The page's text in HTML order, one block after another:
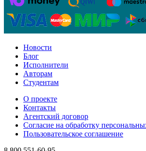
Новости
Блог
Исполнители
Авторам
Студентам
О проекте
Контакты
Агентский договор
Согласие на обработку
Пользовательское соглашение